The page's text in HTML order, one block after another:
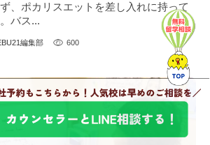
、ポカリスエットを差し入れに持って
バス...
編集部 600